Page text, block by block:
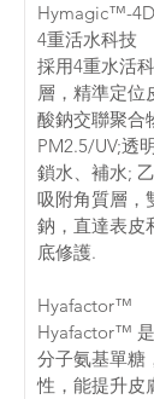
Hymagic™-4D
4重活水科技
採用4重水活
層，精準定位
酸鈉交聯聚合
PM2.5/UV;透
鎖水、補水;
吸附角質層，
鈉，直達表皮
底修護.
Hyafactor™
Hyafactor™
分子氨基單糖
性，能提升皮